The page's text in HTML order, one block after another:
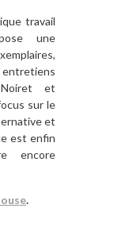
travail
une
Noiret et
sur le
et
est enfin
encore
.